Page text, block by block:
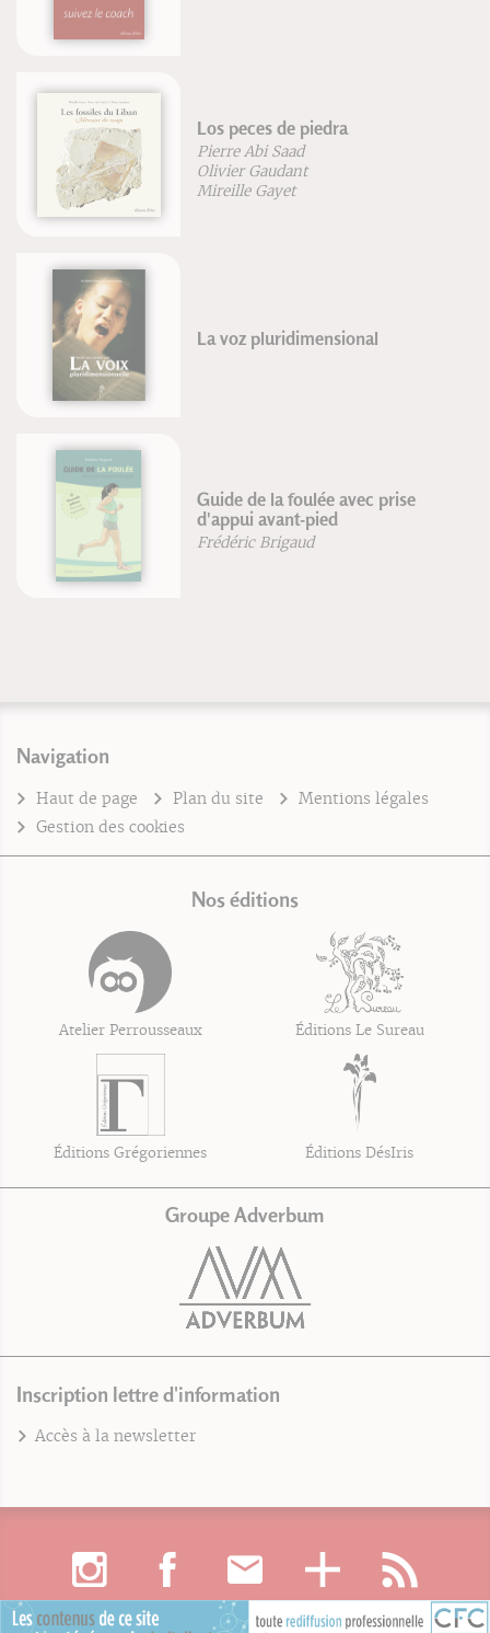
Los peces de piedra
Pierre Abi Saad
Olivier Gaudant
Mireille Gayet
La voz pluridimensional
Guide de la foulée avec prise
d'appui avant-pied
Frédéric Brigaud
Navigation
Haut de page Plan du site
Mentions légales
Gestion des cookies
Nos éditions
Atelier Perrousseaux Éditions Le Sureau
Éditions Grégoriennes Éditions DésIris
Groupe Adverbum
Inscription lettre d'information
Accès à la newsletter